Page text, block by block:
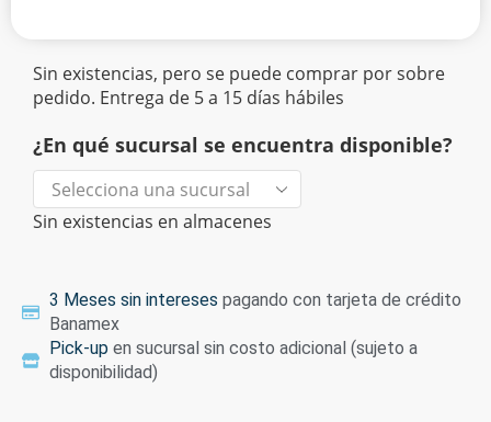
Sin existencias, pero se puede comprar por sobre
pedido. Entrega de 5 a 15 días hábiles
¿En qué sucursal se encuentra disponible?
Sin existencias en almacenes
3 Meses sin intereses pagando con tarjeta de crédito
Banamex
Pick-up en sucursal sin costo adicional (sujeto a
disponibilidad)